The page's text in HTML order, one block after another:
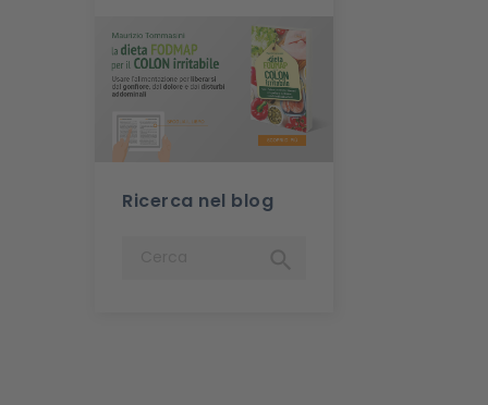
Ricerca nel blog